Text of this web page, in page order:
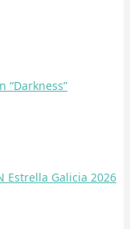
“Darkness”
Estrella Galicia 2026